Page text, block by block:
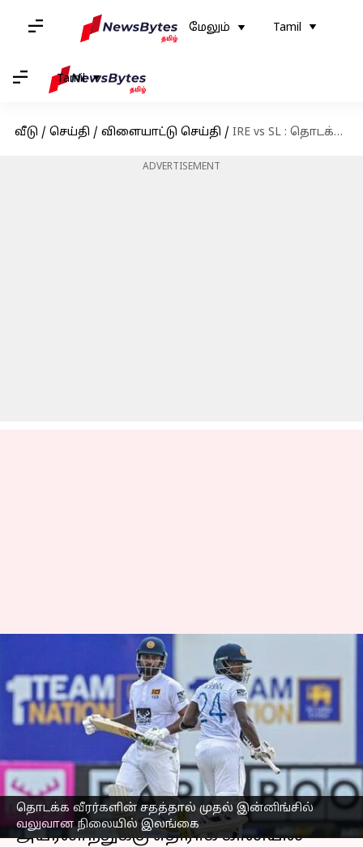
மேலும் Tamil
Tamil
வீடு / செய்தி / விளையாட்டு செய்தி / IRE vs SL : தொடக்க வீரர்களின் சதத்தால் வலுவான நிலையில் இலங்கை
ADVERTISEMENT
தொடக்க வீரர்களின் சதத்தால் முதல் இன்னிங்சில்
வலுவான நிலையில் இலங்கை
IRE vs SL : தொடக்க
வீரர்களின் சதத்தால்
வலுவான நிலையில்
இலங்கை
எழுதியவர் Sekar Chinnappan Apr 26, 2023 07:12 pm
செய்தி முன்னோட்டம்
அயர்லாந்துக்கு எதிராக காலியில்